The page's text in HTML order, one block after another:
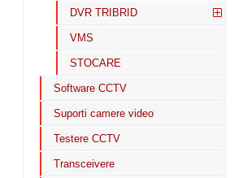
DVR TRIBRID
VMS
STOCARE
Software CCTV
Suporti camere video
Testere CCTV
Transceivere